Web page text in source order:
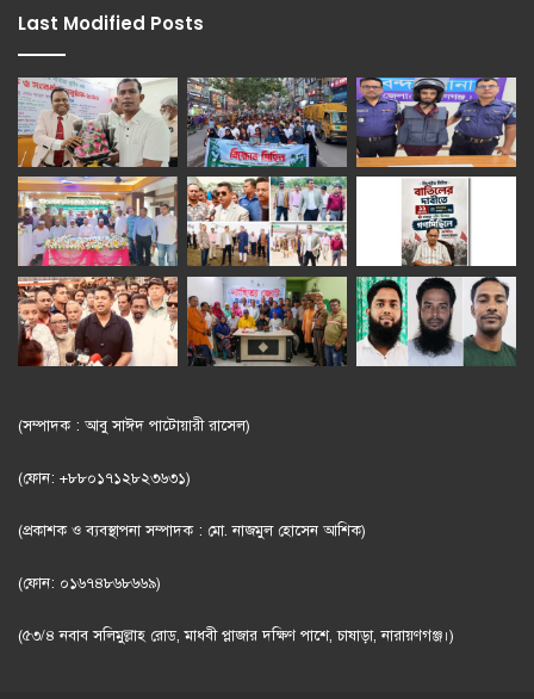
Last Modified Posts
(সম্পাদক : আবু সাঈদ পাটোয়ারী রাসেল)
(ফোন: +৮৮০১৭১২৮২৩৬৩১)
(প্রকাশক ও ব্যবস্থাপনা সম্পাদক : মো. নাজমুল হোসেন আশিক)
(ফোন: ০১৬৭৪৮৬৮৬৬৯)
(৫৩/৪ নবাব সলিমুল্লাহ রোড, মাধবী প্লাজার দক্ষিণ পাশে, চাষাড়া, নারায়ণগঞ্জ।)